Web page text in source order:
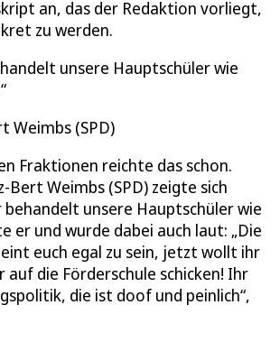
an, das der Redaktion vorliegt,
zu werden.
unsere Hauptschüler wie
Weimbs (SPD)
Fraktionen reichte das schon.
Bert Weimbs (SPD) zeigte sich
behandelt unsere Hauptschüler wie
er und wurde dabei auch laut: „Die
euch egal zu sein, jetzt wollt ihr
auf die Förderschule schicken! Ihr
die ist doof und peinlich“,